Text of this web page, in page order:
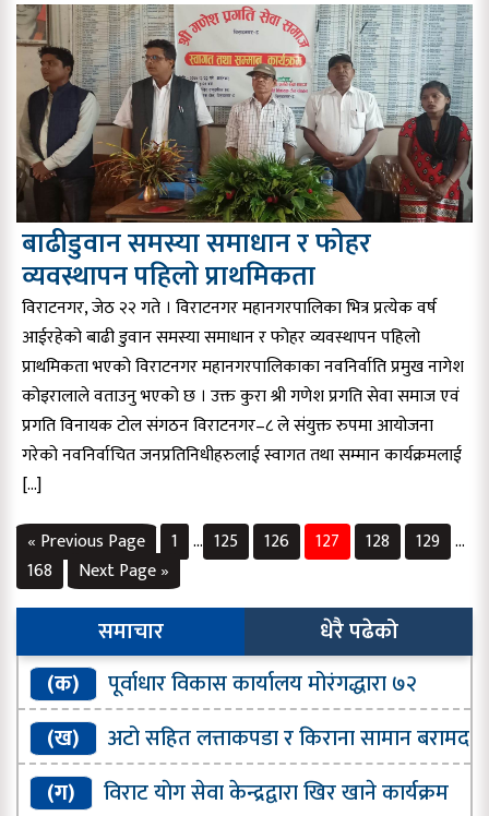
बाढीडुवान समस्या समाधान र फोहर
व्यवस्थापन पहिलो प्राथमिकता
विराटनगर, जेठ २२ गते । विराटनगर महानगरपालिका भित्र प्रत्येक वर्ष
आईरहेको बाढी डुवान समस्या समाधान र फोहर व्यवस्थापन पहिलो
प्राथमिकता भएको विराटनगर महानगरपालिकाका नवनिर्वाति प्रमुख नागेश
कोइरालाले वताउनु भएको छ । उक्त कुरा श्री गणेश प्रगति सेवा समाज एवं
प्रगति विनायक टोल संगठन विराटनगर–८ ले संयुक्त रुपमा आयोजना
गरेको नवनिर्वाचित जनप्रतिनिधीहरुलाई स्वागत तथा सम्मान कार्यक्रमलाई
[…]
« Previous Page
1 … 125 126 127 128 129 …
168
Next Page »
समाचार
धेरै पढेको
(क)
पूर्वाधार विकास कार्यालय मोरंगद्धारा ७२
प्रतिशत भौतिक प्रगति
(ख)
अटो सहित लत्ताकपडा र किराना सामान बरामद
(ग)
विराट याेग सेवा केन्द्रद्वारा खिर खाने कार्यक्रम